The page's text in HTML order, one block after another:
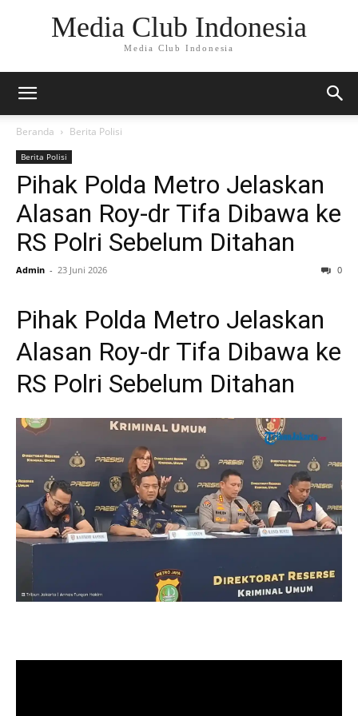
Media Club Indonesia
Media Club Indonesia
Beranda Berita Polisi
Berita Polisi
Pihak Polda Metro Jelaskan
Alasan Roy-dr Tifa Dibawa ke
RS Polri Sebelum Ditahan
Admin - 23 Juni 2026 0
Pihak Polda Metro Jelaskan
Alasan Roy-dr Tifa Dibawa ke
RS Polri Sebelum Ditahan